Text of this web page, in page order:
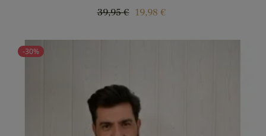
Regular
39,95 € Price
19,98 €
-30%